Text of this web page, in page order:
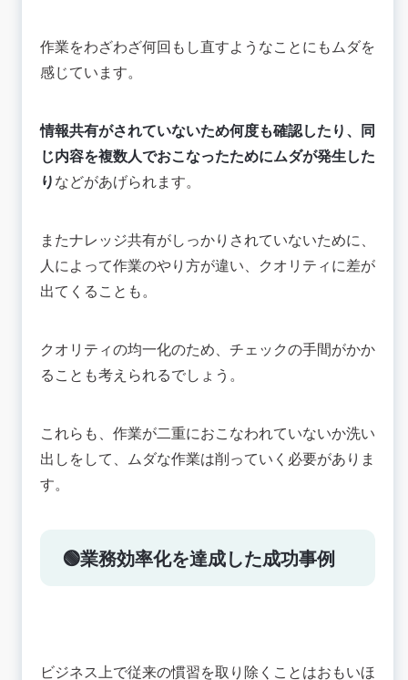
作業をわざわざ何回もし直すようなことにもムダを
感じています。
情報共有がされていないため何度も確認したり、同
じ内容を複数人でおこなったためにムダが発生した
り などがあげられます。
またナレッジ共有がしっかりされていないために、
人によって作業のやり方が違い、クオリティに差が
出てくることも。
クオリティの均一化のため、チェックの手間がかか
ることも考えられるでしょう。
これらも、作業が二重におこなわれていないか洗い
出しをして、ムダな作業は削っていく必要がありま
す。
🟢業務効率化を達成した成功事例
ビジネス上で従来の慣習を取り除くことはおもいほ